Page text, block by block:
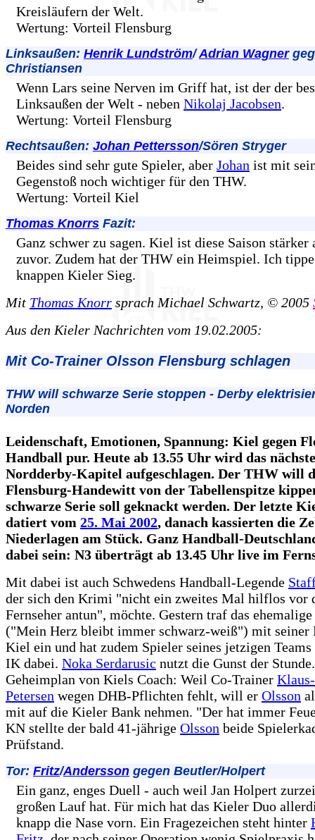
Kreisläufern der Welt.
Wertung: Vorteil Flensburg
Linksaußen: Henrik Lundström/Adrian Wagner
Christiansen
Wenn Lars seine Nerven im Griff hat, ist der der
Linksaußen der Welt - neben Nikolaj Jacobsen.
Wertung: Vorteil Flensburg
Rechtsaußen: Johan Pettersson/Sören Stryger
Beides sind sehr gute Spieler, aber Johan ist mit
Gegenstoß noch wichtiger für den THW.
Wertung: Vorteil Kiel
Thomas Knorrs Fazit:
Ganz schwer zu sagen. Kiel ist diese Saison stärker
zuvor. Zudem hat der THW ein Heimspiel. Ich
knappen Kieler Sieg.
Mit Thomas Knorr sprach Michael Schwartz, © 2005
Aus den Kieler Nachrichten vom 19.02.2005:
Mit Co-Trainer Olsson Flensburg schlagen
THW will schwarze Serie stoppen - Derby
Norden
Leidenschaft, Emotionen, Spannung: Kiel gegen
Handball pur. Heute ab 13.55 Uhr wird das nächste
Nordderby-Kapitel aufgeschlagen. Der THW will
Flensburg-Handewitt von der Tabellenspitze
schwarze Serie soll geknackt werden. Der letzte
datiert vom 25. Mai 2002, danach kassierten die
Niederlagen am Stück. Ganz Handball-
dabei sein: N3 überträgt ab 13.45 Uhr live im
Mit dabei ist auch Schwedens Handball-Legende
der sich den Krimi "nicht ein zweites Mal hilflos vor
Fernseher antun", möchte. Gestern traf das
("Mein Herz bleibt immer schwarz-weiß") mit seiner
Kiel ein und hat zudem Spieler seines jetzigen
IK dabei. Noka Serdarusic nutzt die Gunst der
Geheimplan von Kiels Coach: Weil Co-Trainer
Petersen wegen DHB-Pflichten fehlt, will er Olsson
mit auf die Kieler Bank nehmen. "Der hat immer
KN stellte der bald 41-jährige Olsson beide
Prüfstand.
Tor: Fritz/Andersson gegen Beutler/Holpert
Ein ganz, enges Duell - auch weil Jan Holpert
großen Lauf hat. Für mich hat das Kieler Duo
knapp die Nase vorn. Ein Fragezeichen steht hinter